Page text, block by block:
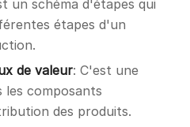
un schéma d'étapes qui
étapes d'un
de valeur: C'est une
les composants
des produits.